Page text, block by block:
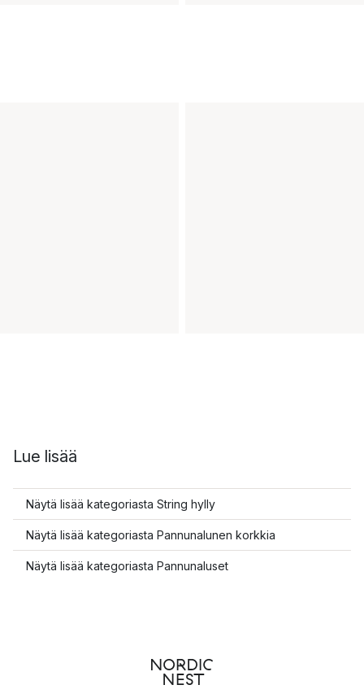
Lue lisää
Näytä lisää kategoriasta String hylly
Näytä lisää kategoriasta Pannunalunen korkkia
Näytä lisää kategoriasta Pannunaluset